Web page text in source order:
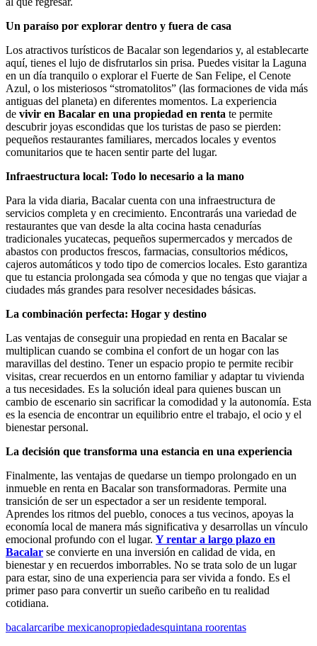
Un paraíso por explorar dentro y fuera de casa
Los atractivos turísticos de Bacalar son legendarios y, al establecarte
aquí, tienes el lujo de disfrutarlos sin prisa. Puedes visitar la Laguna
en un día tranquilo o explorar el Fuerte de San Felipe, el Cenote
Azul, o los misteriosos “stromatolitos” (las formaciones de vida más
antiguas del planeta) en diferentes momentos. La experiencia
de vivir en Bacalar en una propiedad en renta te permite
descubrir joyas escondidas que los turistas de paso se pierden:
pequeños restaurantes familiares, mercados locales y eventos
comunitarios que te hacen sentir parte del lugar.
Infraestructura local: Todo lo necesario a la mano
Para la vida diaria, Bacalar cuenta con una infraestructura de
servicios completa y en crecimiento. Encontrarás una variedad de
restaurantes que van desde la alta cocina hasta cenadurías
tradicionales yucatecas, pequeños supermercados y mercados de
abastos con productos frescos, farmacias, consultorios médicos,
cajeros automáticos y todo tipo de comercios locales. Esto garantiza
que tu estancia prolongada sea cómoda y que no tengas que viajar a
ciudades más grandes para resolver necesidades básicas.
La combinación perfecta: Hogar y destino
Las ventajas de conseguir una propiedad en renta en Bacalar se
multiplican cuando se combina el confort de un hogar con las
maravillas del destino. Tener un espacio propio te permite recibir
visitas, crear recuerdos en un entorno familiar y adaptar tu vivienda
a tus necesidades. Es la solución ideal para quienes buscan un
cambio de escenario sin sacrificar la comodidad y la autonomía. Esta
es la esencia de encontrar un equilibrio entre el trabajo, el ocio y el
bienestar personal.
La decisión que transforma una estancia en una experiencia
Finalmente, las ventajas de quedarse un tiempo prolongado en un
inmueble en renta en Bacalar son transformadoras. Permite una
transición de ser un espectador a ser un residente temporal.
Aprendes los ritmos del pueblo, conoces a tus vecinos, apoyas la
economía local de manera más significativa y desarrollas un vínculo
emocional profundo con el lugar. Y rentar a largo plazo en
Bacalar se convierte en una inversión en calidad de vida, en
bienestar y en recuerdos imborrables. No se trata solo de un lugar
para estar, sino de una experiencia para ser vivida a fondo. Es el
primer paso para convertir un sueño caribeño en tu realidad
cotidiana.
bacalarcaribe mexicanopropiedadesquintana roorentas